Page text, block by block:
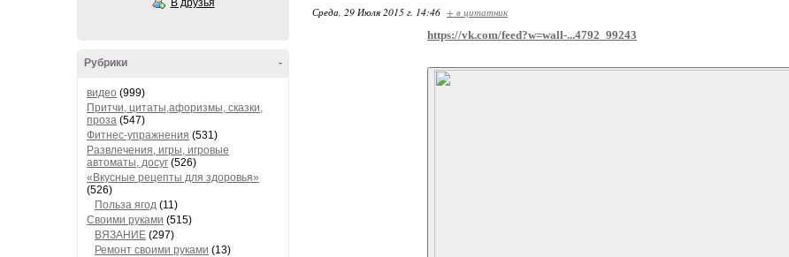
В друзья
-
Рубрики
видео (999)
Притчи, цитаты,афоризмы, сказки,
проза (547)
Фитнес-упражнения (531)
Развлечения, игры, игровые
автоматы, досуг (526)
«Вкусные рецепты для здоровья»
(526)
Польза ягод (11)
Своими руками (515)
ВЯЗАНИЕ (297)
Ремонт своими руками (13)
Среда, 29 Июля 2015 г. 14:46 + в цитатник
https://vk.com/feed?w=wall-...4792_99243